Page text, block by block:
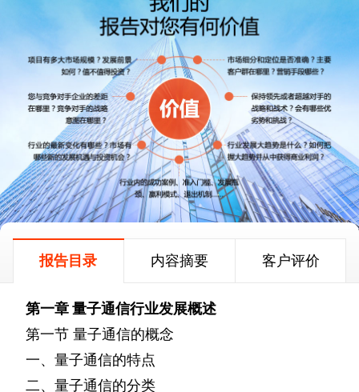
报告目录 内容摘要 客户评价
第一章量子通信行业发展概述
第一节 量子通信的概念
一、量子通信的特点
二、量子通信的分类